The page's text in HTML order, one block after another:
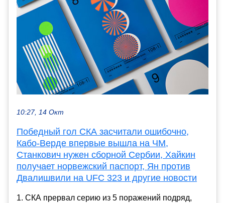
10:27, 14 Окт
Победный гол СКА засчитали ошибочно,
Кабо-Верде впервые вышла на ЧМ,
Станкович нужен сборной Сербии, Хайкин
получает норвежский паспорт, Ян против
Двалишвили на UFC 323 и другие новости
1. СКА прервал серию из 5 поражений подряд,